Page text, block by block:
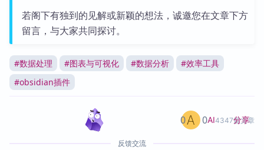
若阁下有独到的见解或新颖的想法，诚邀您在文章下方
留言，与大家共同探讨。
#数据处理 #图表与可视化 #数据分析 #效率工具
#obsidian插件
AI4347篇文章
0 0 分享
反馈交流